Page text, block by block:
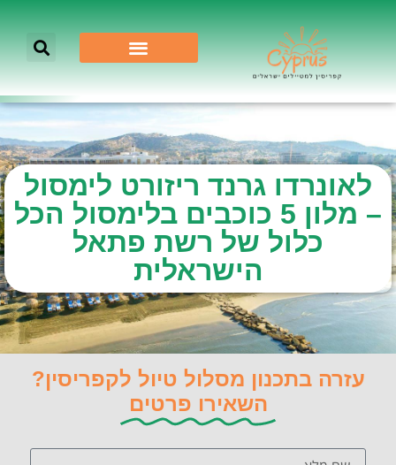
לאונרדו גרנד ריזורט לימסול
– מלון 5 כוכבים בלימסול הכל
כלול של רשת פתאל
הישראלית
עזרה בתכנון מסלול טיול לקפריסין?
השאירו פרטים